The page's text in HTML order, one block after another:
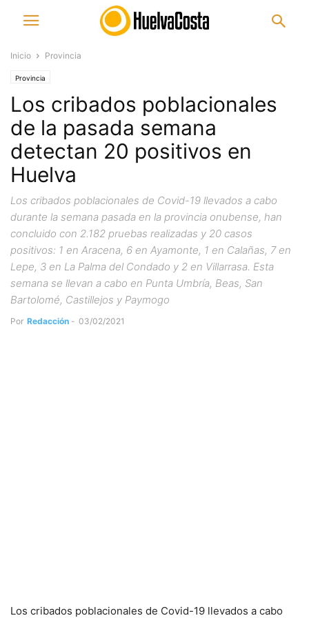
Inicio Provincia
Provincia
Los cribados poblacionales
de la pasada semana
detectan 20 positivos en
Huelva
Los cribados poblacionales de Covid-19 llevados a cabo
durante la semana pasada en la provincia onubense, han
concluido con 2.182 pruebas realizadas y 20 casos
positivos: 1 en Aracena, 6 en Ayamonte, 1 en Calañas, 7 en
Lepe, 3 en La Palma del Condado y 2 en Villarrasa. Esta
semana se llevan a cabo en Punta Umbría, Beas, San
Bartolomé, Castillejos y Paymogo
Por Redacción - 03/02/2021
Los cribados poblacionales de Covid-19 llevados a cabo